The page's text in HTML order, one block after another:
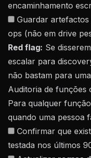
encaminhamento
Guardar
ops (não em drive
Red flag: Se
escalar para
não bastam para
Auditoria de funções
Para qualquer
quando uma pessoa
Confirmar que
testada nos últimos